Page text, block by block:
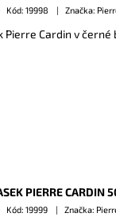
Kód: 19998 Značka:
Pierre Cardin v
PIERRE CARDIN
Kód: 19999 Značka: